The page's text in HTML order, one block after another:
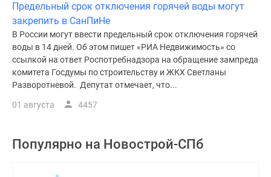
Предельный срок отключения горячей воды могут
закрепить в СанПиНе
В России могут ввести предельный срок отключения горячей
воды в 14 дней. Об этом пишет «РИА Недвижимость» со
ссылкой на ответ Роспотребнадзора на обращение зампреда
комитета Госдумы по строительству и ЖКХ Светланы
Разворотневой. Депутат отмечает, что...
01 августа 4457
Популярно на Новострой-СПб